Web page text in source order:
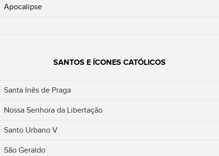
Apocalipse
SANTOS E ÍCONES CATÓLICOS
Santa Inês de Praga
Nossa Senhora da Libertação
Santo Urbano V
São Geraldo